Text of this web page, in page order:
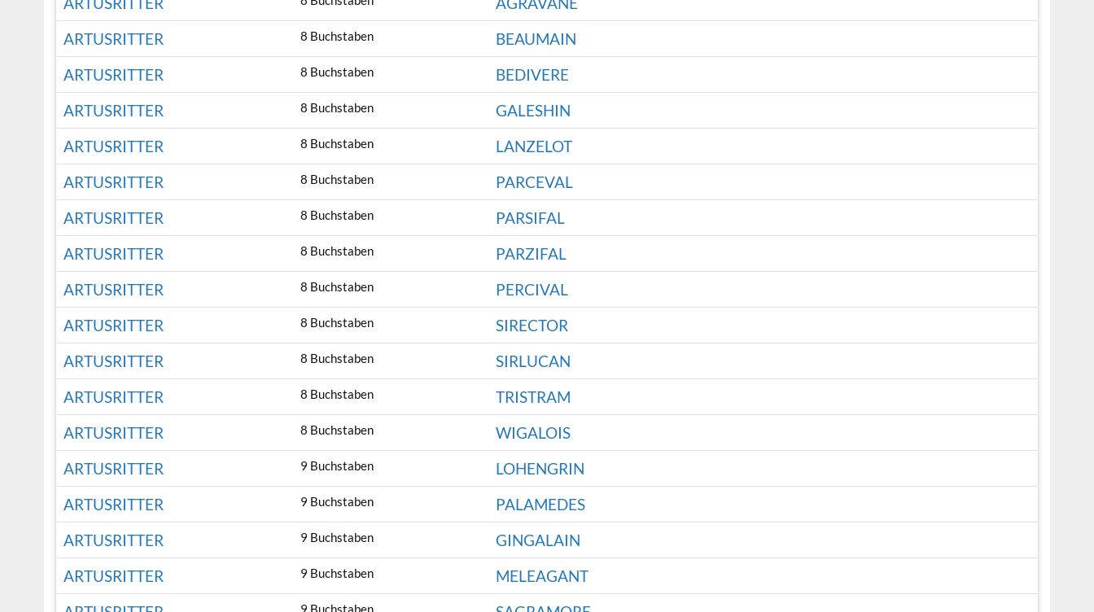
ARTUSRITTER
8 Buchstaben
BEAUMAIN
ARTUSRITTER
8 Buchstaben
BEDIVERE
ARTUSRITTER
8 Buchstaben
GALESHIN
ARTUSRITTER
8 Buchstaben
LANZELOT
ARTUSRITTER
8 Buchstaben
PARCEVAL
ARTUSRITTER
8 Buchstaben
PARSIFAL
ARTUSRITTER
8 Buchstaben
PARZIFAL
ARTUSRITTER
8 Buchstaben
PERCIVAL
ARTUSRITTER
8 Buchstaben
SIRECTOR
ARTUSRITTER
8 Buchstaben
SIRLUCAN
ARTUSRITTER
8 Buchstaben
TRISTRAM
ARTUSRITTER
8 Buchstaben
WIGALOIS
ARTUSRITTER
9 Buchstaben
LOHENGRIN
ARTUSRITTER
9 Buchstaben
PALAMEDES
ARTUSRITTER
9 Buchstaben
GINGALAIN
ARTUSRITTER
9 Buchstaben
MELEAGANT
9 Buchstaben